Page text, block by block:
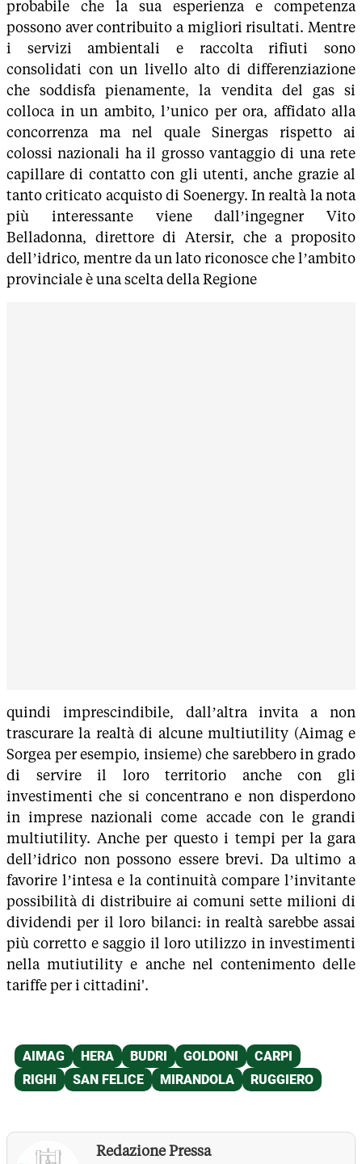
probabile che la sua esperienza e competenza
possono aver contribuito a migliori risultati. Mentre
i servizi ambientali e raccolta rifiuti sono
consolidati con un livello alto di differenziazione
che soddisfa pienamente, la vendita del gas si
colloca in un ambito, l’unico per ora, affidato alla
concorrenza ma nel quale Sinergas rispetto ai
colossi nazionali ha il grosso vantaggio di una rete
capillare di contatto con gli utenti, anche grazie al
tanto criticato acquisto di Soenergy. In realtà la nota
più interessante viene dall’ingegner Vito
Belladonna, direttore di Atersir, che a proposito
dell’idrico, mentre da un lato riconosce che l’ambito
provinciale è una scelta della Regione
quindi imprescindibile, dall’altra invita a non
trascurare la realtà di alcune multiutility (Aimag e
Sorgea per esempio, insieme) che sarebbero in grado
di servire il loro territorio anche con gli
investimenti che si concentrano e non disperdono
in imprese nazionali come accade con le grandi
multiutility. Anche per questo i tempi per la gara
dell’idrico non possono essere brevi. Da ultimo a
favorire l’intesa e la continuità compare l’invitante
possibilità di distribuire ai comuni sette milioni di
dividendi per il loro bilanci: in realtà sarebbe assai
più corretto e saggio il loro utilizzo in investimenti
nella mutiutility e anche nel contenimento delle
tariffe per i cittadini'.
Redazione Pressa